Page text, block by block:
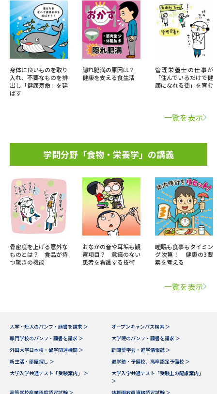
身体に良いものを取り
入れ、不要なものを排
出し「健康寿命」を延
ばす
隠れ肥満の原因は？
健康を支える食生活
管理栄養士の仕事が
「住んでいるだけで健
康になれる街」を育む
一覧を表示
学問分野「食物・栄養学」の講義
骨密度を上げる意外な
ものとは？ 食品が持
つ驚きの機能
おなかの音や耳垢も観
察項目？ 意識のない
患者を看護する技術
睡眠も食事もタイミン
グ次第！ 健康の3要
素を考える
一覧を表示
大学・短大のパンフ・願書を請求 ＞
オープンキャンパス検索 ＞
専門学校のパンフ・願書を請求 ＞
大学院のパンフ・願書を請求 ＞
外国大学日本校・留学関連機関 ＞
新聞奨学会・進学情報誌 ＞
新生活・部屋探し ＞
進学塾・予備校、高卒認定予備校 ＞
大学入学共通テスト「受験案内」 ＞
大学入学共通テスト「受験上の配慮案内」
＞
高等学校卒業程度認定試験 ＞
幼稚園教員資格認定試験 ＞